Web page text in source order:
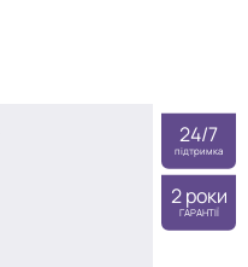
24/7
підтримка
2 роки
ГАРАНТІЇ